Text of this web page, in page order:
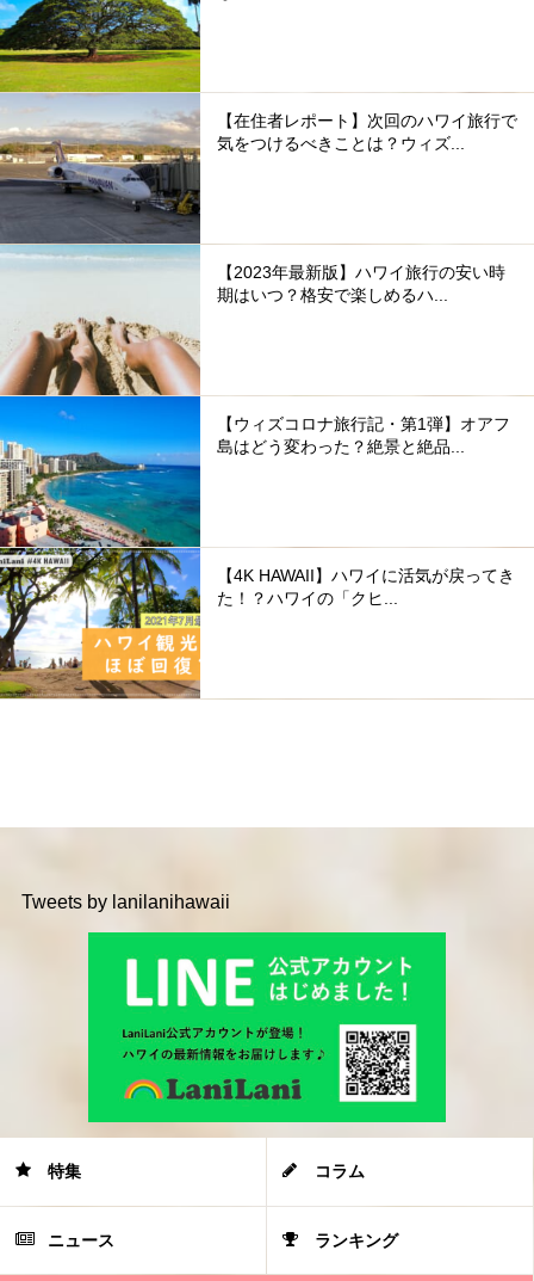
【在住者レポート】次回のハワイ旅行で
気をつけるべきことは？ウィズ...
【2023年最新版】ハワイ旅行の安い時
期はいつ？格安で楽しめるハ...
【ウィズコロナ旅行記・第1弾】オアフ
島はどう変わった？絶景と絶品...
【4K HAWAII】ハワイに活気が戻ってき
た！？ハワイの「クヒ...
Tweets by lanilanihawaii
特集 コラム
ニュース ランキング